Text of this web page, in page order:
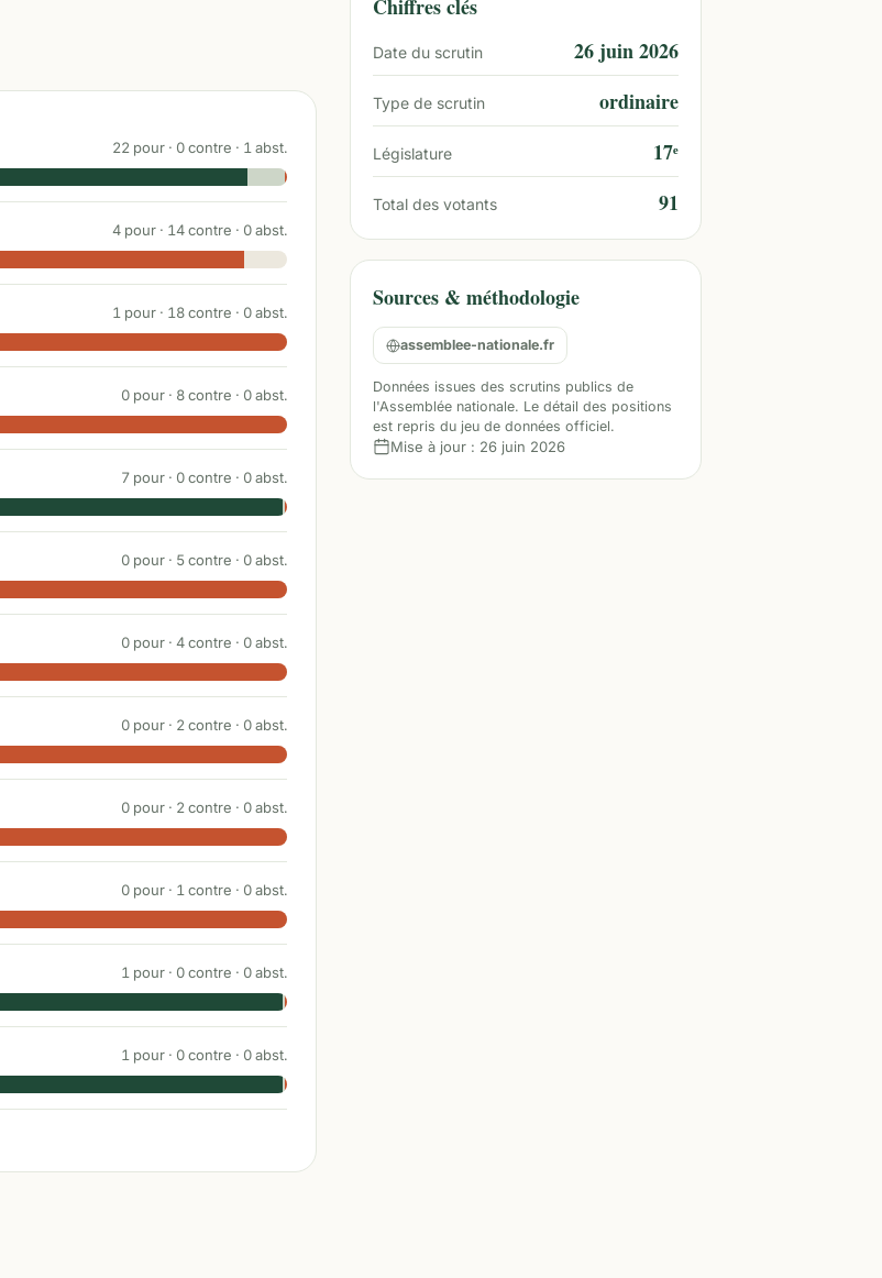
22 pour · 0contre · 1 abst.
4 pour · 14contre · 0abst.
1 pour · 18contre · 0abst.
0 pour · 8contre · 0abst.
7 pour · 0contre · 0abst.
0 pour · 5contre · 0abst.
0 pour · 4contre · 0abst.
0 pour · 2 contre · 0abst.
0 pour · 2 contre · 0abst.
0 pour · 1 contre · 0abst.
1 pour · 0contre · 0abst.
1 pour · 0contre · 0abst.
Chiffres clés
Date du scrutin 26 juin 2026
Type de scrutin ordinaire
Législature 17ᵉ
Total des votants 91
Sources & méthodologie
assemblee-nationale.fr
Données issues des scrutins publics de
l'Assemblée nationale. Le détail des positions
est repris du jeu de données officiel.
Mise à jour : 26 juin 2026